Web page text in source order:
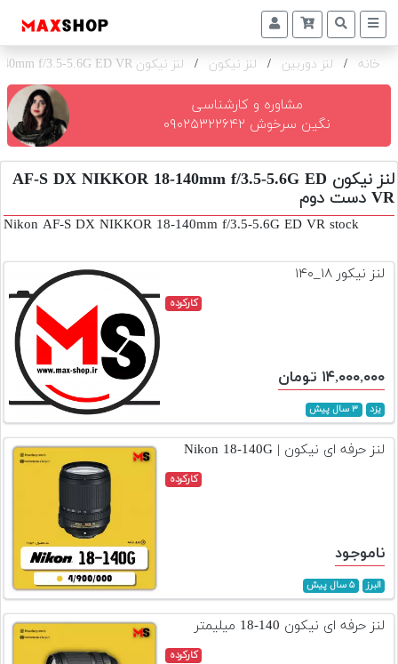
دوربین
و
تجهیزات
و
اکسسوری
بازار
دوربین
و
تجهیزات
مکث
دست
دوم
لیست
قیمت
دوربین
خانه / لنز دوربین / لنز نیکون / لنز نیکون AF-S DX NIKKOR 18-140mm f/3.5-5.6G ED VR
مشاوره و کارشناسی
نگین سرخوش ۰۹۰۲۵۳۲۲۶۴۲
لنز نیکون AF-S DX NIKKOR 18-140mm f/3.5-5.6G ED
VR دست دوم
Nikon AF-S DX NIKKOR 18-140mm f/3.5-5.6G ED VR stock
لنز نیکور ۱۸_۱۴۰
کارکرده
۱۴,۰۰۰,۰۰۰ تومان
یزد ۳ سال پیش
لنز حرفه ای نیکون | Nikon 18-140G
کارکرده
ناموجود
البرز ۵ سال پیش
لنز حرفه ای نیکون 140-18 میلیمتر
کارکرده